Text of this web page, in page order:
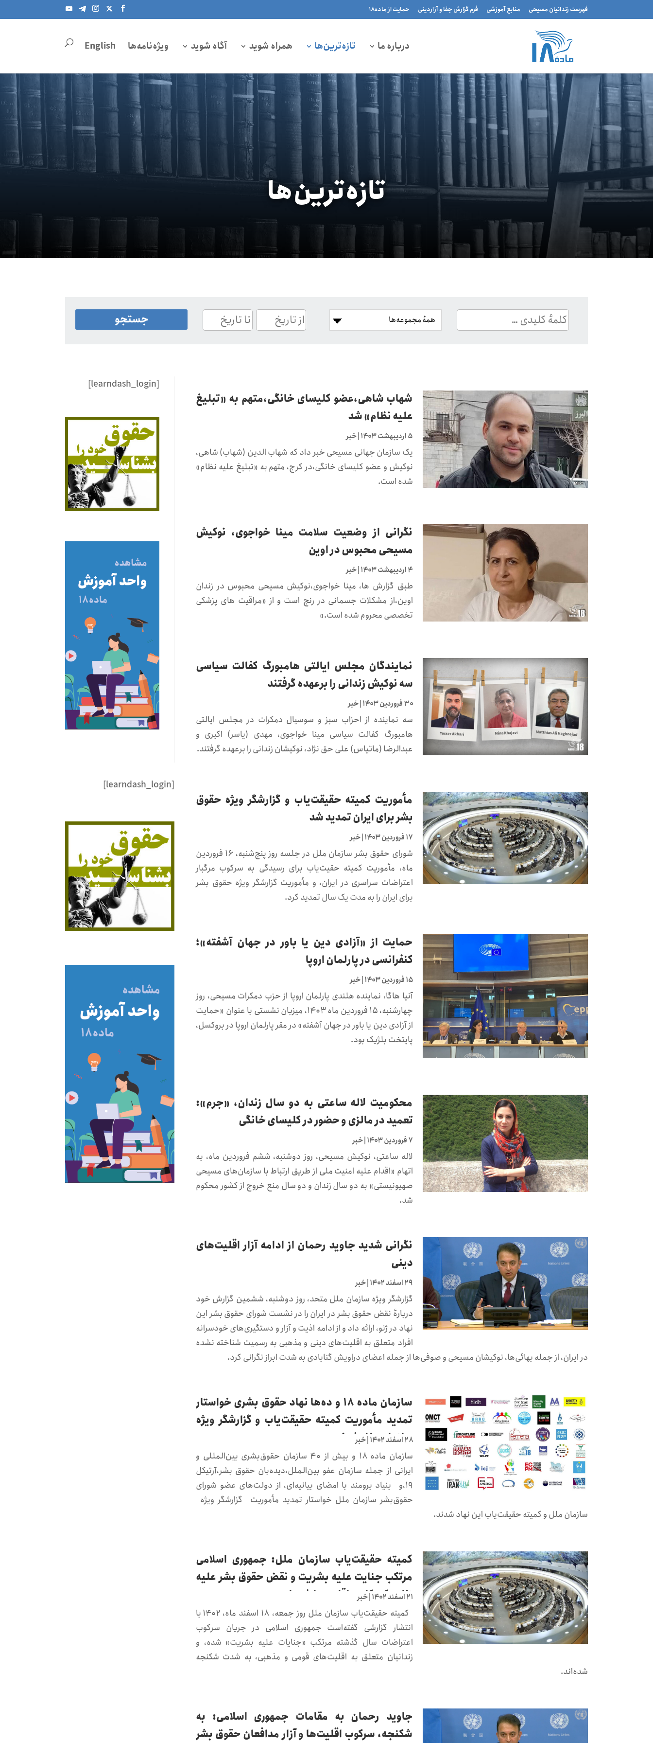
فهرست زندانیان مسیحی منابع آموزشی فرم گزارش جفا و آزاردینی حمایت از ماده۱۸
درباره ما تازه‌ترین‌ها همراه شوید آگاه شوید ویژه‌نامه‌ها English
تازه‌ترین‌ها
شهاب شاهی،عضو کلیسای خانگی،متهم به «تبلیغ
علیه نظام» شد
۵ اردیبهشت ۱۴۰۳ |خبر
یک سازمان جهانی مسیحی خبر داد که شهاب الدین (شهاب) شاهی،
نوکیش و عضو کلیسای خانگی،در کرج، متهم به «تبلیغ علیه نظام»
شده است.
نگرانی از وضعیت سلامت مینا خواجوی، نوکیش
مسیحی محبوس در اوین
۴ اردیبهشت ۱۴۰۳ |خبر
طبق گزارش ها، مینا خواجوی،نوکیش مسیحی محبوس در زندان
اوین،از مشکلات جسمانی در رنج است و از «مراقیت های پزشکی
تخصصی محروم شده است.»
نمایندگان مجلس ایالتی هامبورگ کفالت سیاسی
سه نوکیش زندانی را برعهده گرفتند
۳۰ فروردین ۱۴۰۳ |خبر
سه نماینده از احزاب سبز و سوسیال دمکرات در مجلس ایالتی
هامبورگ کفالت سیاسی مینا خواجوی، مهدی (یاسر) اکبری و
عبدالرضا (ماتیاس) علی حق نژاد، نوکیشان زندانی را برعهده گرفتند.
مأموریت کمیته حقیقت‌یاب و گزارشگر ویژه حقوق
بشر برای ایران تمدید شد
۱۷ فروردین ۱۴۰۳ |خبر
شورای حقوق بشر سازمان ملل در جلسه روز پنج‌شنبه، ۱۶ فروردین
ماه، مأموریت کمیته حقیت‌یاب برای رسیدگی به سرکوب مرگبار
اعتراضات سراسری در ایران، و مأموریت گزارشگر ویژه حقوق بشر
برای ایران را به مدت یک سال تمدید کرد.
حمایت از «آزادی دین یا باور در جهان آشفته»؛
کنفرانسی در پارلمان اروپا
۱۵ فروردین ۱۴۰۳ |خبر
آنیا هاگا، نماینده هلندی پارلمان اروپا از حزب دمکرات مسیحی، روز
چهارشنبه، ۱۵ فروردین ماه ۱۴۰۳، میزبان نشستی با عنوان «حمایت
از آزادی دین یا باور در جهان آشفته» در مقر پارلمان اروپا در بروکسل،
پایتخت بلژیک بود.
محکومیت لاله ساعتی به دو سال زندان، «جرم»:
تعمید در مالزی و حضور در کلیسای خانگی
۷ فروردین ۱۴۰۳ |خبر
لاله ساعتی، نوکیش مسیحی، روز دوشنبه، ششم فروردین ماه، به
اتهام «اقدام علیه امنیت ملی از طریق ارتباط با سازمان‌های مسیحی
صهیونیستی» به دو سال زندان و دو سال منع خروج از کشور محکوم
شد.
نگرانی شدید جاوید رحمان از ادامه آزار اقلیت‌های
دینی
۲۹ اسفند ۱۴۰۲ |خبر
گزارشگر ویژه سازمان ملل متحد، روز دوشنبه، ششمین گزارش خود
دربارهٔ نقض حقوق بشر در ایران را در نشست شورای حقوق بشر این
نهاد در ژنو، ارائه داد و از ادامه اذیت و آزار و دستگیری‌های خودسرانه
افراد متعلق به اقلیت‌های دینی و مذهبی به رسمیت شناخته نشده
در ایران، از جمله بهائی‌ها، نوکیشان مسیحی و صوفی‌ها از جمله اعضای دراویش گنابادی به شدت ابراز نگرانی کرد.
سازمان ماده ۱۸ و ده‌ها نهاد حقوق بشری خواستار
تمدید مأموریت کمیته حقیقت‌یاب و گزارشگر ویژه
سازمان ملل شدند
۲۸ اسفند ۱۴۰۲ |خبر
سازمان ماده ۱۸ و بیش از ۴۰ سازمان‌ حقوق‌بشری بین‌المللی و
ایرانی از جمله سازمان عفو بین‌الملل،دیده‌بان حقوق بشر،آرتیکل
۱۹،و بنیاد برومند با امضای بیانیه‌ای، از دولت‌های عضو شورای
حقوق‌بشر سازمان ملل خواستار تمدید مأموریت گزارشگر ویژه
سازمان ملل و کمیته حقیقت‌یاب این نهاد شدند.
کمیته حقیقت‌یاب سازمان ملل: جمهوری اسلامی
مرتکب جنایت علیه بشریت و نقض حقوق بشر علیه
زنان، کودکان و اقلیت‌ها شده‌است
۲۱ اسفند ۱۴۰۲ |خبر
کمیته حقیقت‌یاب سازمان ملل روز جمعه، ۱۸ اسفند ماه، ۱۴۰۲ با
انتشار گزارشی گفته‌است جمهوری اسلامی در جریان سرکوب
اعتراضات سال گذشته مرتکب «جنایات علیه بشریت» شده، و
زندانیان متعلق به اقلیت‌های قومی و مذهبی، به شدت شکنجه
شده‌اند.
جاوید رحمان به مقامات جمهوری اسلامی: به
شکنجه، سرکوب اقلیت‌ها و آزار مدافعان حقوق بشر
[learndash_login]
[learndash_login]